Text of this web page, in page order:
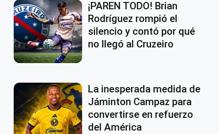
¡PAREN TODO! Brian
Rodríguez rompió el
silencio y contó por qué
no llegó al Cruzeiro
La inesperada medida de
Jáminton Campaz para
convertirse en refuerzo
del América